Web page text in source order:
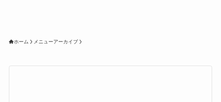
ホーム メニューアーカイブ